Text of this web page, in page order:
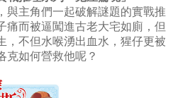
與主角們一起破解謎題的實戰推
痛而被逼闖進古老大宅如廁，但
，不但水喉湧出血水，猩仔更被
克如何營救他呢？